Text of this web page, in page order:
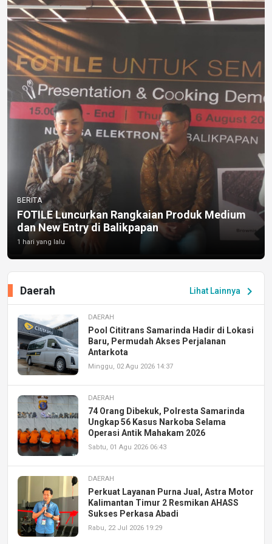
BERITA
FOTILE Luncurkan Rangkaian Produk Medium
dan New Entry di Balikpapan
1 hari yang lalu
Lihat Lainnya chevron_right
Daerah
DAERAH
Pool Cititrans Samarinda Hadir di Lokasi
Baru, Permudah Akses Perjalanan
Antarkota
Minggu, 02 Agu 2026 14:37
DAERAH
74 Orang Dibekuk, Polresta Samarinda
Ungkap 56 Kasus Narkoba Selama
Operasi Antik Mahakam 2026
Sabtu, 01 Agu 2026 06:43
DAERAH
Perkuat Layanan Purna Jual, Astra Motor
Kalimantan Timur 2 Resmikan AHASS
Sukses Perkasa Abadi
Rabu, 22 Jul 2026 19:29